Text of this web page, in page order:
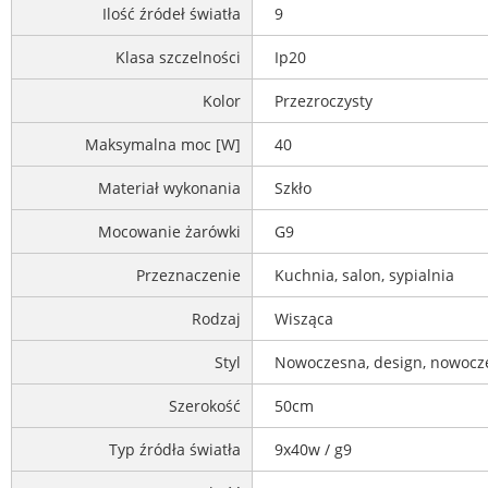
Ilość źródeł światła 9
Klasa szczelności Ip20
Kolor Przezroczysty
Maksymalna moc [W] 40
Materiał wykonania Szkło
Mocowanie żarówki G9
Przeznaczenie Kuchnia, salon, sypialnia
Rodzaj Wisząca
Styl Nowoczesna, design,
Szerokość 50cm
Typ źródła światła 9x40w / g9